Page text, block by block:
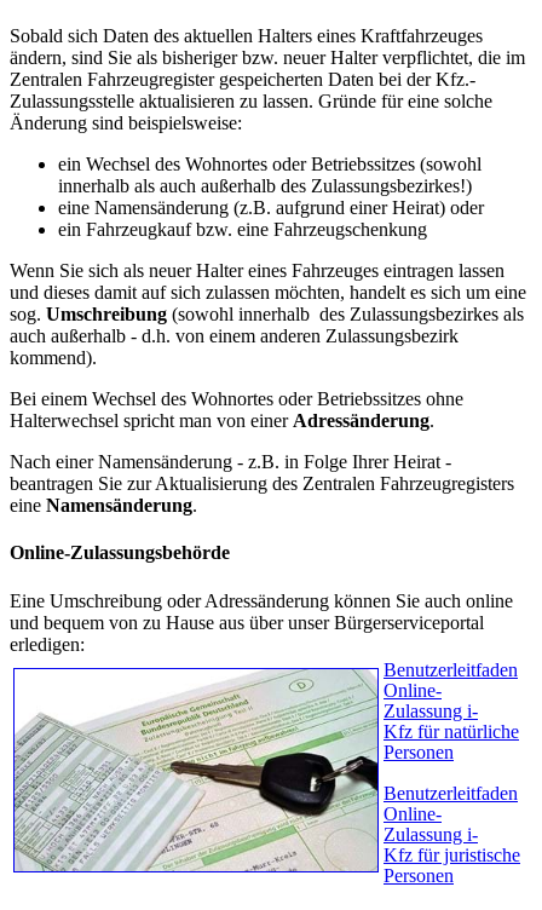
Sobald sich Daten des aktuellen Halters eines Kraftfahrzeuges
ändern, sind Sie als bisheriger bzw. neuer Halter verpflichtet, die im
Zentralen Fahrzeugregister gespeicherten Daten bei der Kfz.-
Zulassungsstelle aktualisieren zu lassen. Gründe für eine solche
Änderung sind beispielsweise:
ein Wechsel des Wohnortes oder Betriebssitzes (sowohl
innerhalb als auch außerhalb des Zulassungsbezirkes!)
eine Namensänderung (z.B. aufgrund einer Heirat) oder
ein Fahrzeugkauf bzw. eine Fahrzeugschenkung
Wenn Sie sich als neuer Halter eines Fahrzeuges eintragen lassen
und dieses damit auf sich zulassen möchten, handelt es sich um eine
sog. Umschreibung (sowohl innerhalb des Zulassungsbezirkes als
auch außerhalb - d.h. von einem anderen Zulassungsbezirk
kommend).
Bei einem Wechsel des Wohnortes oder Betriebssitzes ohne
Halterwechsel spricht man von einer Adressänderung.
Nach einer Namensänderung - z.B. in Folge Ihrer Heirat -
beantragen Sie zur Aktualisierung des Zentralen Fahrzeugregisters
eine Namensänderung.
Online-Zulassungsbehörde
Eine Umschreibung oder Adressänderung können Sie auch online
und bequem von zu Hause aus über unser Bürgerserviceportal
erledigen:
Benutzerleitfaden
Online-
Zulassung i-
Kfz für natürliche
Personen
Benutzerleitfaden
Online-
Zulassung i-
Kfz für juristische
Personen